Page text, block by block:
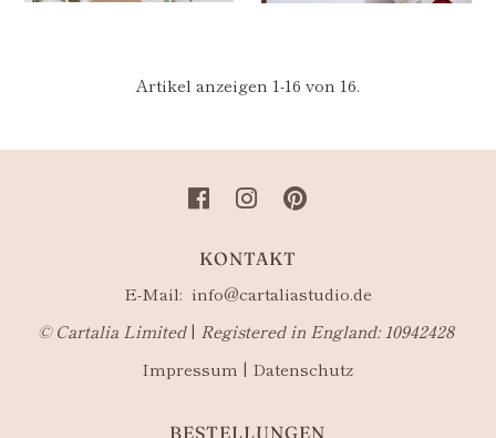
Artikel anzeigen 1-16 von 16.
KONTAKT
E-Mail: info@cartaliastudio.de
©​ Cartalia Limited| Registered in England: 10942428
Impressum | Datenschutz
BESTELLUNGEN